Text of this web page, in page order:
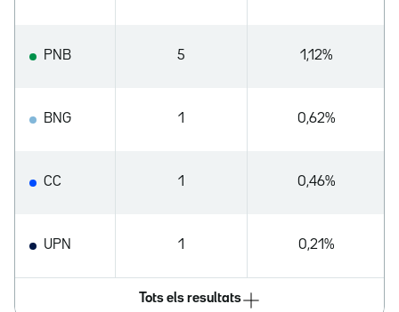
PNB 5 1,12%
BNG 1 0,62%
CC 1 0,46%
UPN 1 0,21%
Tots els resultats